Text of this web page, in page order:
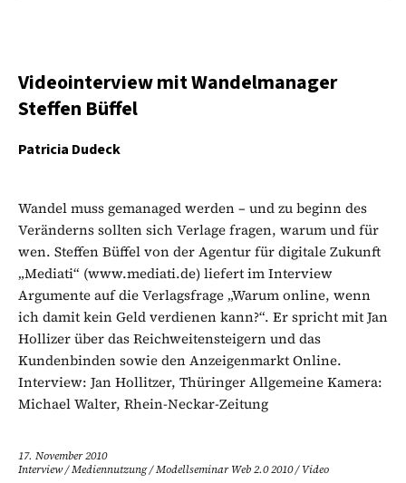
Videointerview mit Wandelmanager
Steffen Büffel
Patricia Dudeck
Wandel muss gemanaged werden – und zu beginn des
Veränderns sollten sich Verlage fragen, warum und für
wen. Steffen Büffel von der Agentur für digitale Zukunft
„Mediati“ (www.mediati.de) liefert im Interview
Argumente auf die Verlagsfrage „Warum online, wenn
ich damit kein Geld verdienen kann?“. Er spricht mit Jan
Hollizer über das Reichweitensteigern und das
Kundenbinden sowie den Anzeigenmarkt Online.
Interview: Jan Hollitzer, Thüringer Allgemeine Kamera:
Michael Walter, Rhein-Neckar-Zeitung
17. November 2010
Interview/Mediennutzung/Modellseminar Web 2.0 2010/Video